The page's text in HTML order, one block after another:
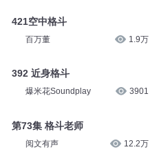
421空中格斗
百万董 1.9万
392 近身格斗
爆米花Soundplay 3901
第73集 格斗老师
阅文有声 12.2万